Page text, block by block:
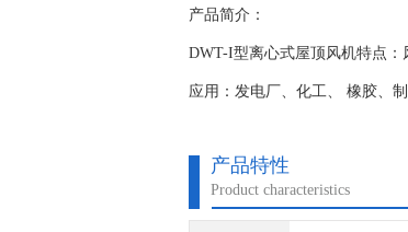
产品简介：
DWT-I型离心式屋顶风机特点
应用：发电厂、化工、 橡胶、
产品特性
Product characteristics